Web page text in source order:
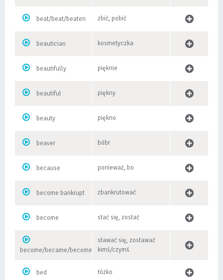
beat/beat/beaten zbić, pobić
beautician kosmetyczka
beautifully pięknie
beautiful piękny
beauty piękno
beaver bóbr
because ponieważ, bo
become bankrupt zbankrutować
become stać się, zostać
become/became/become
stawać się, zostawać
kimś/czymś
bed łóżko